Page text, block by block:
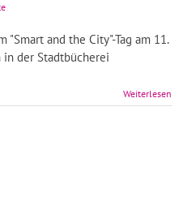
and the City"-Tag am 11.
in der Stadtbücherei
Weiterlesen